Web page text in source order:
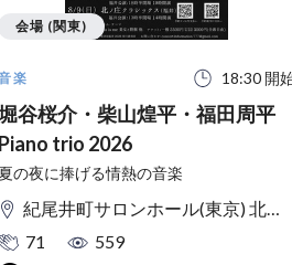
楽 18:30 開
谷桜介・柴山煌平・福田周平
Piano trio 2026
夏の夜に捧げる情熱の音楽
紀尾井町サロンホール(東京) 北ノ庄クラシックス(福井)
71
559
会場 (関東)